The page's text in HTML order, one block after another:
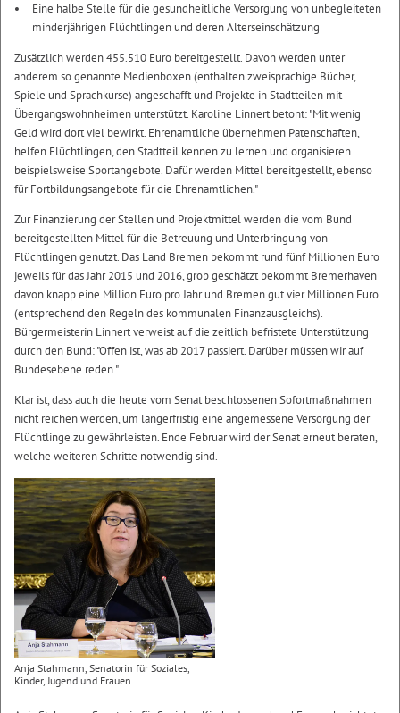
Eine halbe Stelle für die gesundheitliche Versorgung von unbegleiteten
minderjährigen Flüchtlingen und deren Alterseinschätzung
Zusätzlich werden 455.510 Euro bereitgestellt. Davon werden unter
anderem so genannte Medienboxen (enthalten zweisprachige Bücher,
Spiele und Sprachkurse) angeschafft und Projekte in Stadtteilen mit
Übergangswohnheimen unterstützt. Karoline Linnert betont: "Mit wenig
Geld wird dort viel bewirkt. Ehrenamtliche übernehmen Patenschaften,
helfen Flüchtlingen, den Stadtteil kennen zu lernen und organisieren
beispielsweise Sportangebote. Dafür werden Mittel bereitgestellt, ebenso
für Fortbildungsangebote für die Ehrenamtlichen."
Zur Finanzierung der Stellen und Projektmittel werden die vom Bund
bereitgestellten Mittel für die Betreuung und Unterbringung von
Flüchtlingen genutzt. Das Land Bremen bekommt rund fünf Millionen Euro
jeweils für das Jahr 2015 und 2016, grob geschätzt bekommt Bremerhaven
davon knapp eine Million Euro pro Jahr und Bremen gut vier Millionen Euro
(entsprechend den Regeln des kommunalen Finanzausgleichs).
Bürgermeisterin Linnert verweist auf die zeitlich befristete Unterstützung
durch den Bund: "Offen ist, was ab 2017 passiert. Darüber müssen wir auf
Bundesebene reden."
Klar ist, dass auch die heute vom Senat beschlossenen Sofortmaßnahmen
nicht reichen werden, um längerfristig eine angemessene Versorgung der
Flüchtlinge zu gewährleisten. Ende Februar wird der Senat erneut beraten,
welche weiteren Schritte notwendig sind.
Anja Stahmann, Senatorin für Soziales,
Kinder, Jugend und Frauen